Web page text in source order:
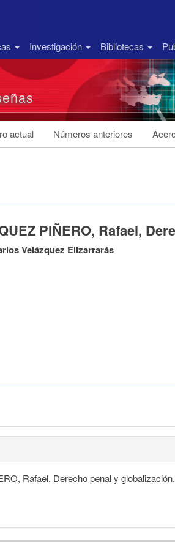
Investigación Bibliotecas
actual Números anteriores
PIÑERO, Rafael,
Velázquez Elizarrarás
Rafael, Derecho penal y globalización.